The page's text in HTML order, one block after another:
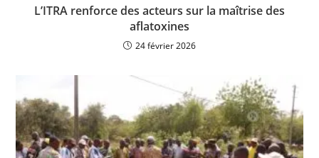
L’ITRA renforce des acteurs sur la maîtrise des
aflatoxines
24 février 2026